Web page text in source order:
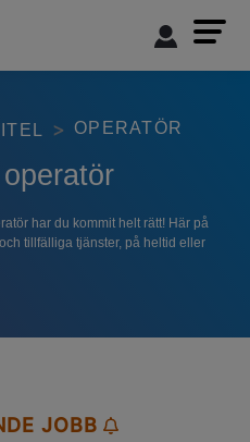
OPERATÖR
har du kommit helt rätt! Här på
tillfälliga tjänster, på heltid eller
JOBB